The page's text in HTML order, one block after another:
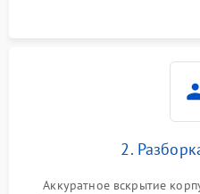
2.
Аккуратное вскрытие